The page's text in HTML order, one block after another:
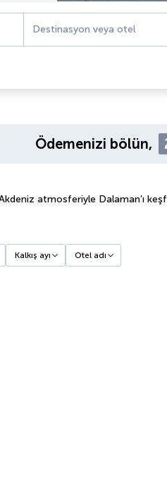
Destinasyon veya otel
Ödemenizi bölün,
atmosferiyle Dalaman’ı
Kalkış ayı Otel adı